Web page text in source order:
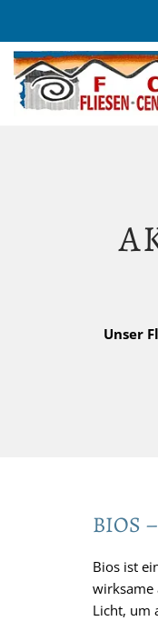
Unser
BIOS
Bios ist
wirksame
Licht, um